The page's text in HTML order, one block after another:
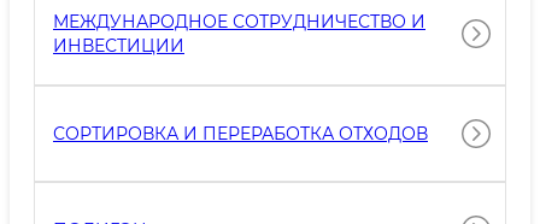
МЕЖДУНАРОДНОЕ СОТРУДНИЧЕСТВО И
ИНВЕСТИЦИИ
СОРТИРОВКА И ПЕРЕРАБОТКА ОТХОДОВ